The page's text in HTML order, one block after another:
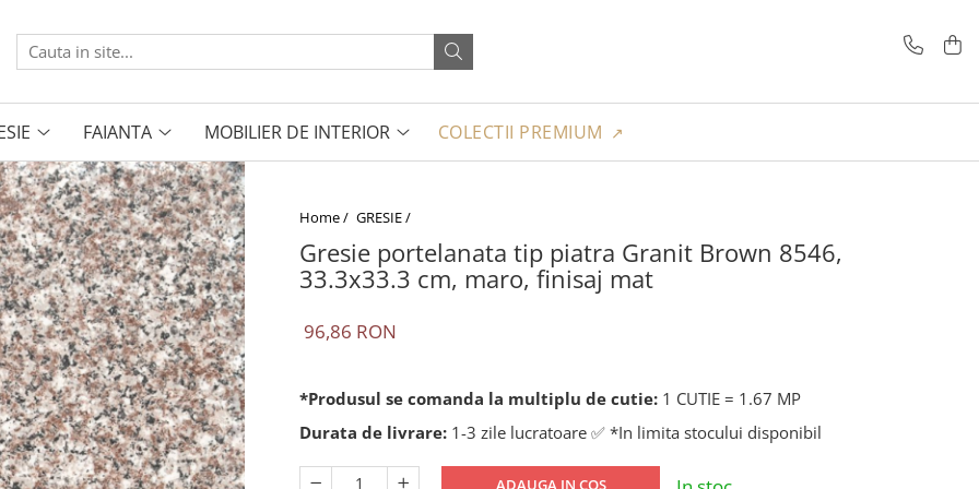
FAIANTA MOBILIER DE INTERIOR COLECTII PREMIUM
Home / GRESIE /
Gresie portelanata tip piatra Granit Brown 8546,
33.3x33.3 cm, maro, finisaj mat
96,86 RON
*Produsul se comanda la multiplu de cutie: 1 CUTIE = 1.67 MP
Durata de livrare: 1-3 zile lucratoare ✅ *In limita stocului disponibil
ADAUGA IN COS